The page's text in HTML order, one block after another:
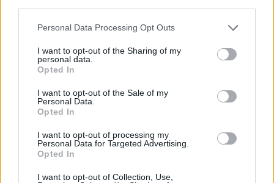
Personal Data Processing Opt Outs
I want to opt-out of the Sharing of my
personal data.
Opted In
I want to opt-out of the Sale of my
Personal Data.
Opted In
I want to opt-out of processing my
Personal Data for Targeted Advertising.
Opted In
I want to opt-out of Collection, Use,
Tutti gli eventi
di
Redazione VareseNews